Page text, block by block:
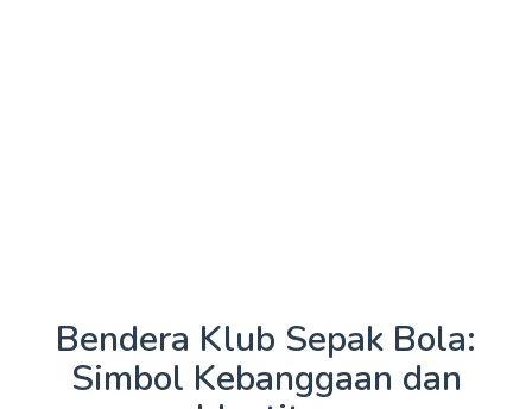
Bendera Klub Sepak Bola:
Simbol Kebanggaan dan